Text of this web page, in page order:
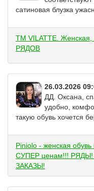
сатиновая блузка
ТМ VILATTE. Женская,
РЯДОВ
26.03.2026
ДД. Оксана,
удобно,
такую обувь хочется
Piniolo - женская
СУПЕР ценам!!!
ЗАКАЗЫ!